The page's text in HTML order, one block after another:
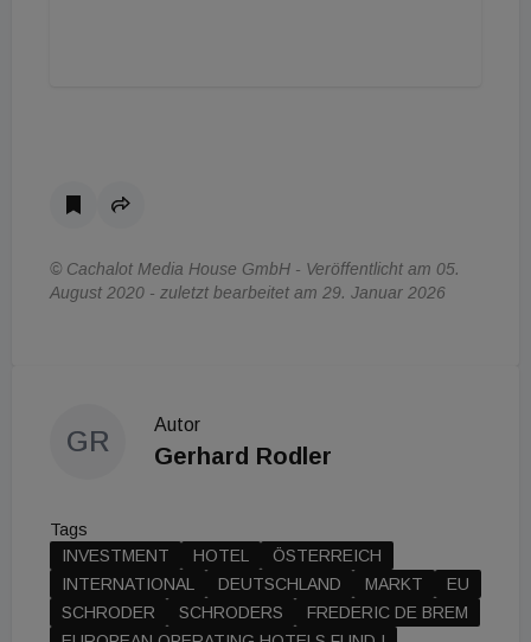
© Cachalot Media House GmbH - Veröffentlicht am 05.
August 2020 - zuletzt bearbeitet am 29. Januar 2026
GR
Autor
Gerhard Rodler
Tags
INVESTMENT
HOTEL
ÖSTERREICH
INTERNATIONAL
DEUTSCHLAND MARKT
EU
SCHRODER
SCHRODERS
FREDERIC DE BREM